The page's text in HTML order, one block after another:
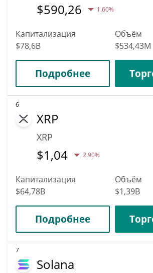
$590,26 1.60%
Капитализация
$78,6B
Объём
$534,43M
Подробнее
6
XRP
XRP
$1,04 2.90%
Капитализация
$64,78B
Объём
$1,39B
Подробнее
7
Solana